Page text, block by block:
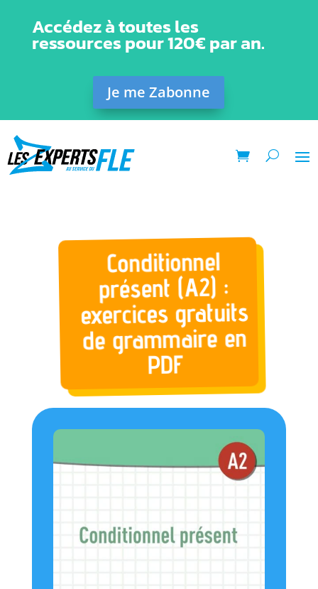
Accédez à toutes les
ressources pour 120€ par an.
Je me Zabonne
Conditionnel
présent (A2) :
exercices gratuits
de grammaire en
PDF